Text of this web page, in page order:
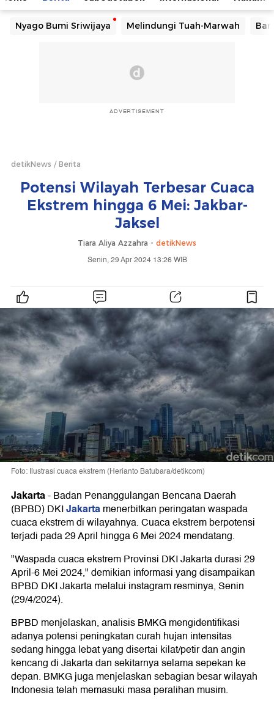
Nyago Bumi Sriwijaya Melindungi Tuah-Marwah
ADVERTISEMENT
detikNews Berita
Potensi Wilayah Terbesar Cuaca
Ekstrem hingga 6 Mei: Jakbar-
Jaksel
Tiara Aliya Azzahra - detikNews
Senin, 29 Apr 2024 13:26 WIB
Foto: Ilustrasi cuaca ekstrem (Herianto Batubara/detikcom)
Jakarta-Badan Penanggulangan Bencana Daerah
(BPBD) DKIJakartamenerbitkan peringatan waspada
cuaca ekstrem di wilayahnya. Cuaca ekstrem berpotensi
terjadi pada 29 April hingga 6 Mei 2024 mendatang.
"Waspada cuaca ekstrem Provinsi DKI Jakarta durasi 29
April-6 Mei 2024," demikian informasi yang disampaikan
BPBD DKI Jakarta melalui instagram resminya, Senin
(29/4/2024).
BPBD menjelaskan, analisis BMKG mengidentifikasi
adanya potensi peningkatan curah hujan intensitas
sedang hingga lebat yang disertai kilat/petir dan angin
kencang di Jakarta dan sekitarnya selama sepekan ke
depan. BMKG juga menjelaskan sebagian besar wilayah
Indonesia telah memasuki masa peralihan musim.